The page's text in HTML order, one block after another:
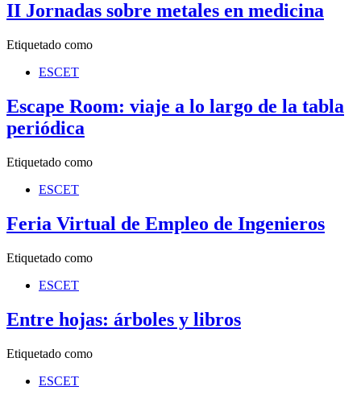
II Jornadas sobre metales en medicina
Etiquetado como
ESCET
Escape Room: viaje a lo largo de la tabla
periódica
Etiquetado como
ESCET
Feria Virtual de Empleo de Ingenieros
Etiquetado como
ESCET
Entre hojas: árboles y libros
Etiquetado como
ESCET